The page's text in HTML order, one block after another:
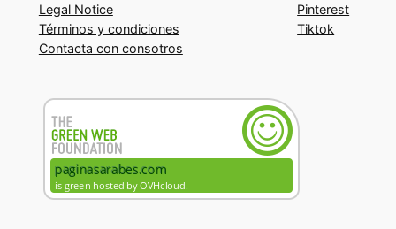
Legal Notice
Términos y condiciones
Contacta con consotros
Pinterest
Tiktok